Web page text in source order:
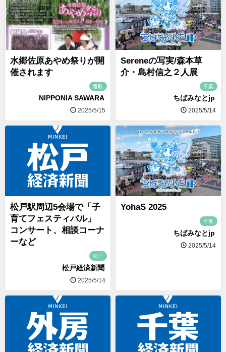
水郷佐原あやめ祭りが開
催されます
香取
NIPPONIA SAWARA
2025/5/15
Sereneの写実/森本草
介・島村信之２人展
千葉
ちばみなとjp
2025/5/14
松戸駅周辺5会場で「子
育てフェスティバル」
コンサート、相談コーナ
ーなど
松戸
松戸経済新聞
2025/5/14
YohaS 2025
千葉
ちばみなとjp
2025/5/14